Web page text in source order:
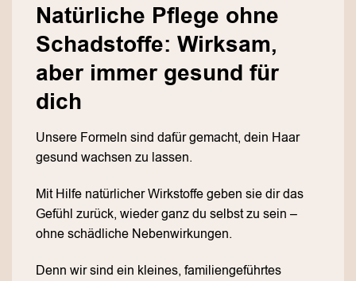
Natürliche Pflege ohne
Schadstoffe: Wirksam,
aber immer gesund für
dich
Unsere Formeln sind dafür gemacht, dein Haar
gesund wachsen zu lassen.
Mit Hilfe natürlicher Wirkstoffe geben sie dir das
Gefühl zurück, wieder ganz du selbst zu sein –
ohne schädliche Nebenwirkungen.
Denn wir sind ein kleines, familiengeführtes